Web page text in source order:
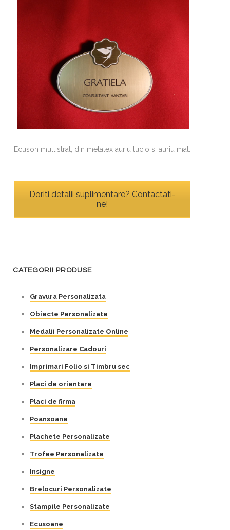
Ecuson multistrat, din metalex auriu lucio si auriu mat.
Doriti detalii suplimentare? Contactati-
ne!
CATEGORII PRODUSE
Gravura Personalizata
Obiecte Personalizate
Medalii Personalizate Online
Personalizare Cadouri
Imprimari Folio si Timbru sec
Placi de orientare
Placi de firma
Poansoane
Plachete Personalizate
Trofee Personalizate
Insigne
Brelocuri Personalizate
Stampile Personalizate
Ecusoane